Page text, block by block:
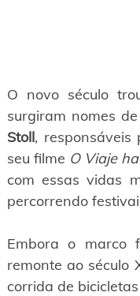
O novo século
surgiram nomes
Stoll, responsáveis
seu filme O Viaje
com essas vidas
percorrendo
Embora o marco
remonte ao século
corrida de